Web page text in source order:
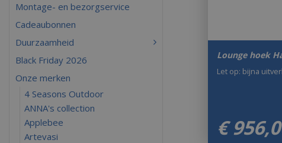
Lounge hoek
€ 956,
Let op: bijna
Montage- en bezorgservice
Cadeaubonnen
Duurzaamheid
Black Friday 2026
Onze merken
4 Seasons Outdoor
ANNA's collection
Applebee
Artevasi